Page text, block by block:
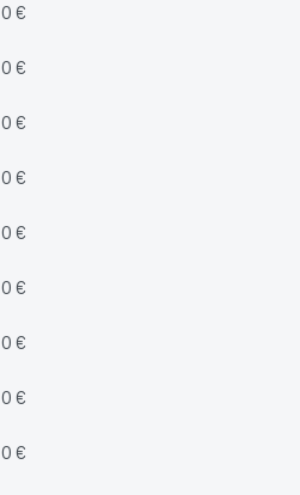
0 €
0 €
0 €
0 €
0 €
0 €
0 €
0 €
0 €